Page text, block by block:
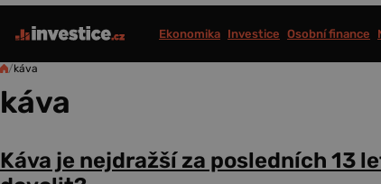
Ekonomika Investice Osobní finance
/káva
káva
Káva je nejdražší za posledních 13